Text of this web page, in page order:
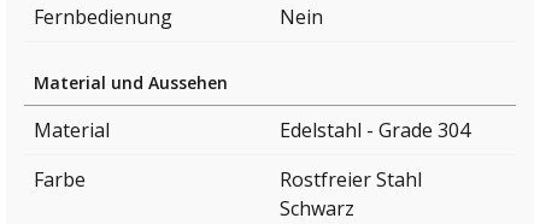
Fernbedienung
Nein
Material und Aussehen
Material
Edelstahl - Grade 304
Farbe
Rostfreier Stahl
Schwarz